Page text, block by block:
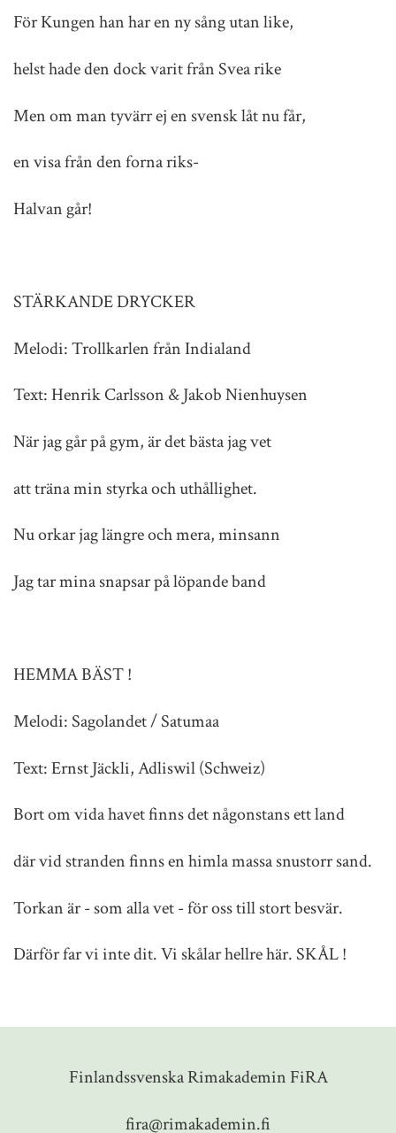
För Kungen han har en ny sång utan like,
helst hade den dock varit från Svea rike
Men om man tyvärr ej en svensk låt nu får,
en visa från den forna riks-
Halvan går!
STÄRKANDE DRYCKER
Melodi: Trollkarlen från Indialand
Text: Henrik Carlsson & Jakob Nienhuysen
När jag går på gym, är det bästa jag vet
att träna min styrka och uthållighet.
Nu orkar jag längre och mera, minsann
Jag tar mina snapsar på löpande band
HEMMA BÄST !
Melodi: Sagolandet / Satumaa
Text: Ernst Jäckli, Adliswil (Schweiz)
Bort om vida havet finns det någonstans ett land
där vid stranden finns en himla massa snustorr sand.
Torkan är - som alla vet - för oss till stort besvär.
Därför far vi inte dit. Vi skålar hellre här. SKÅL !
Finlandssvenska Rimakademin FiRA
fira@rimakademin.fi